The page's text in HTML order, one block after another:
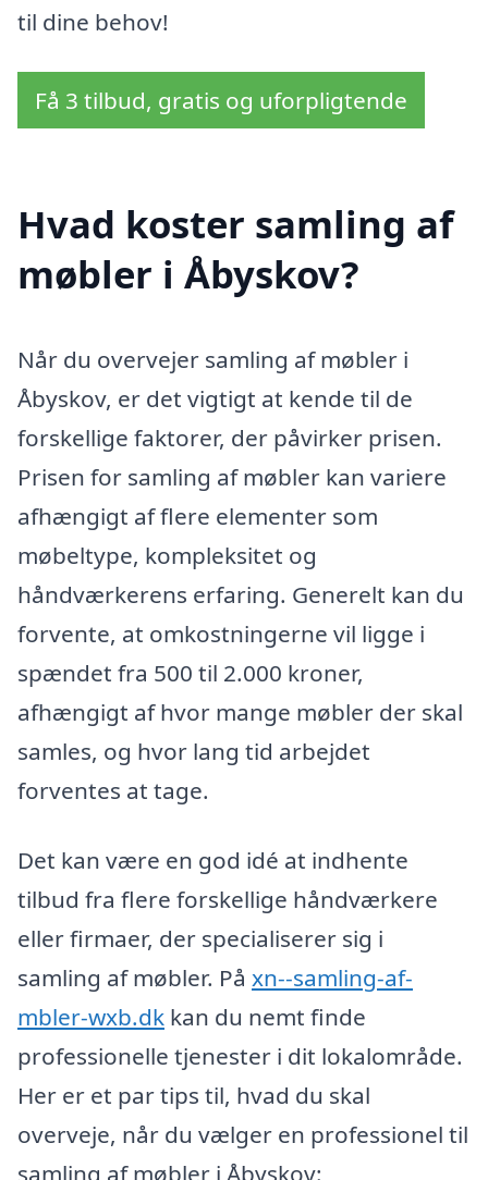
til dine behov!
Få 3 tilbud, gratis og uforpligtende
Hvad koster samling af
møbler i Åbyskov?
Når du overvejer samling af møbler i
Åbyskov, er det vigtigt at kende til de
forskellige faktorer, der påvirker prisen.
Prisen for samling af møbler kan variere
afhængigt af flere elementer som
møbeltype, kompleksitet og
håndværkerens erfaring. Generelt kan du
forvente, at omkostningerne vil ligge i
spændet fra 500 til 2.000 kroner,
afhængigt af hvor mange møbler der skal
samles, og hvor lang tid arbejdet
forventes at tage.
Det kan være en god idé at indhente
tilbud fra flere forskellige håndværkere
eller firmaer, der specialiserer sig i
samling af møbler. På xn--samling-af-
mbler-wxb.dk kan du nemt finde
professionelle tjenester i dit lokalområde.
Her er et par tips til, hvad du skal
overveje, når du vælger en professionel til
samling af møbler i Åbyskov: